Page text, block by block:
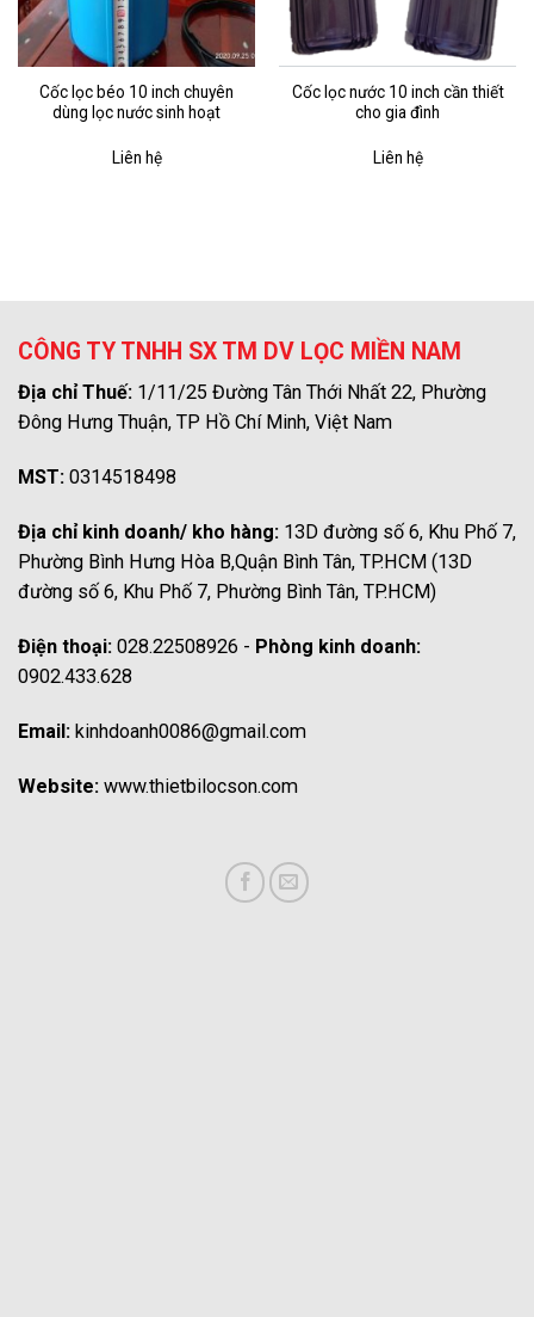
Cốc lọc béo 10 inch chuyên
dùng lọc nước sinh hoạt
Liên hệ
Cốc lọc nước 10 inch cần thiết
cho gia đình
Liên hệ
CÔNG TY TNHH SX TM DV LỌC MIỀN NAM
Địa chỉ Thuế: 1/11/25 Đường Tân Thới Nhất 22, Phường
Đông Hưng Thuận, TP Hồ Chí Minh, Việt Nam
MST: 0314518498
Địa chỉ kinh doanh/ kho hàng: 13D đường số 6, Khu Phố 7,
Phường Bình Hưng Hòa B,Quận Bình Tân, TP.HCM (13D
đường số 6, Khu Phố 7, Phường Bình Tân, TP.HCM)
Điện thoại: 028.22508926 - Phòng kinh doanh:
0902.433.628
Email: kinhdoanh0086@gmail.com
Website: www.thietbilocson.com